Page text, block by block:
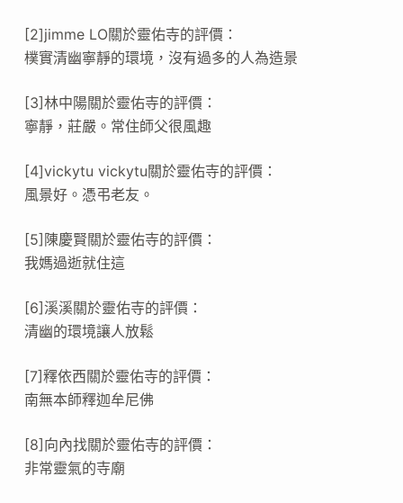
[2]jimme LO關於靈佑寺的評價：
樸實清幽寧靜的環境，沒有過多的人為造景
[3]林中陽關於靈佑寺的評價：
寧靜，莊嚴。常住師父很風趣
[4]vickytu vickytu關於靈佑寺的評價：
風景好。憑弔老友。
[5]陳慶賢關於靈佑寺的評價：
我媽過逝就住這
[6]溪溪關於靈佑寺的評價：
清幽的環境讓人放鬆
[7]釋依西關於靈佑寺的評價：
南無本師釋迦牟尼佛
[8]向內找關於靈佑寺的評價：
非常靈氣的寺廟